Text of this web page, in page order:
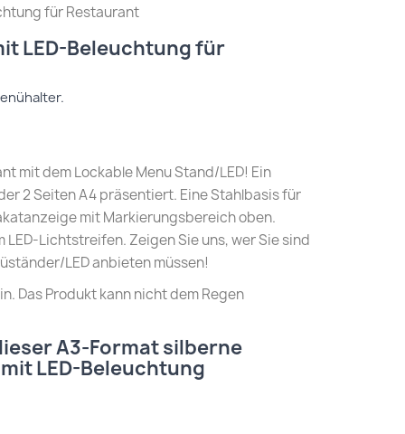
für Restaurant
LED-Beleuchtung für
mit dem Lockable Menu Stand/LED! Ein
2 Seiten A4 präsentiert. Eine Stahlbasis für
mit Markierungsbereich oben.
Lichtstreifen. Zeigen Sie uns, wer Sie sind
LED anbieten müssen!
Das Produkt kann nicht dem Regen
A3-Format silberne
LED-Beleuchtung